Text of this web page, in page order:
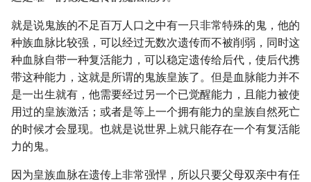
就是说鬼族的不足百万人口之中有一只非常特殊的鬼，他的
种族血脉比较强，可以经过无数次遗传而不被削弱，同时这
种血脉自带一种复活能力，可以稳定遗传给后代，使后代携
带这种能力，这就是所谓的鬼族皇族了。但是血脉能力并不
是一出生就有，他需要经过另一个已觉醒能力，且能力被使
用过的皇族激活；或者是等上一个拥有能力的皇族自然死亡
的时候才会显现。也就是说世界上就只能存在一个有复活能
力的鬼。
因为皇族血脉在遗传上非常强悍，所以只要父母双亲中有任